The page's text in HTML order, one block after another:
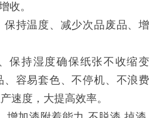
收。
保持温度、减少次品废品、增
保持湿度确保纸张不收缩变
、容易套色、不停机、不浪费
速度，大提高效率。